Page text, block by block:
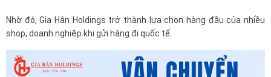
Nhờ đó, Gia Hân Holdings trở thành lựa chọn hàng đầu của nhiều
shop, doanh nghiệp khi gửi hàng đi quốc tế.